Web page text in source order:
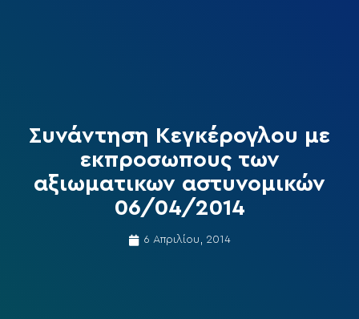
Συνάντηση Κεγκέρογλου με
εκπροσωπους των
αξιωματικων αστυνομικών
06/04/2014
6 Απριλίου, 2014